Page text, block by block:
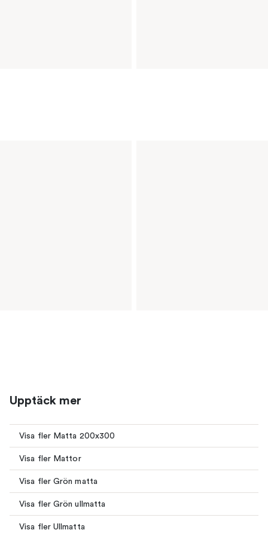
Upptäck mer
Visa fler Matta 200x300
Visa fler Mattor
Visa fler Grön matta
Visa fler Grön ullmatta
Visa fler Ullmatta